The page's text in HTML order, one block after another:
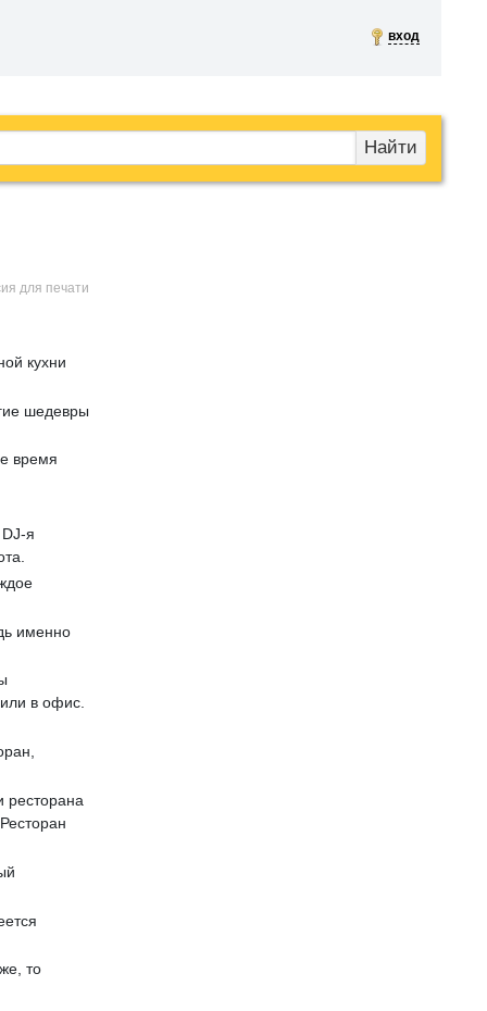
вход
Найти
для печати
кухни
шедевры
время
я
именно
в офис.
ресторана
то